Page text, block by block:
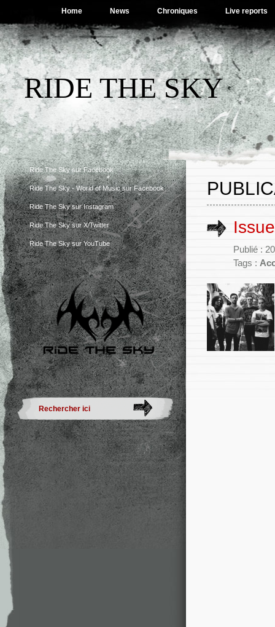
Home News Chroniques Live reports
RIDE THE SKY
Ride The Sky sur Facebook
Ride The Sky - World of Music sur Facebook
Ride The Sky sur Instagram
Ride The Sky sur X/Twitter
Ride The Sky sur YouTube
Publié :
Tags :